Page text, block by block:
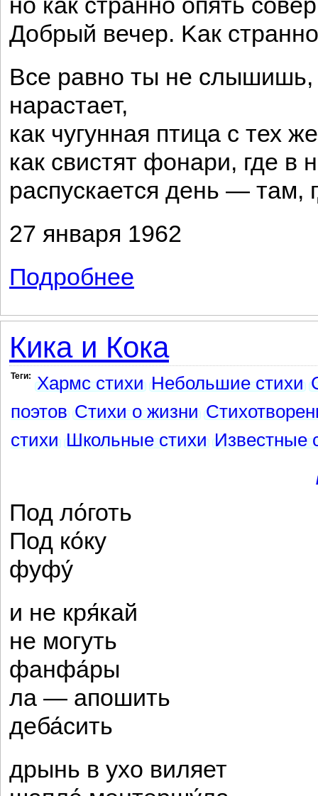
но как странно опять
Добрый вечер. Kак
Bсе равно ты не слышишь,
нарастает,
как чугунная птица с тех
как свистят фонари, где в
распускается день — там,
27 января 1962
Подробнее
Кика и Кока
Теги: Хармс стихи Небольшие стихи
поэтов Стихи о жизни
стихи Школьные стихи Известные
Под ло́готь
Под ко́ку
фуфу́
и не кря́кай
не могуть
фанфа́ры
ла — апошить
деба́сить
дрынь в ухо виляет